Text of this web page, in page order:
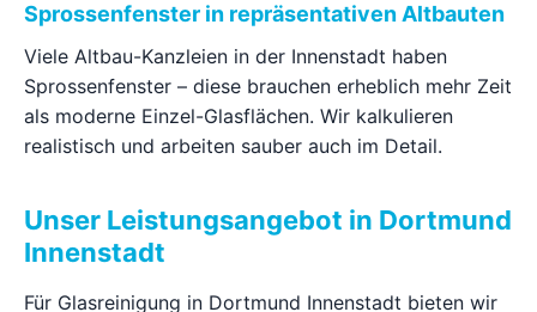
Sprossenfenster in repräsentativen Altbauten
Viele Altbau-Kanzleien in der Innenstadt haben
Sprossenfenster – diese brauchen erheblich mehr Zeit
als moderne Einzel-Glasflächen. Wir kalkulieren
realistisch und arbeiten sauber auch im Detail.
Unser Leistungsangebot in Dortmund
Innenstadt
Für Glasreinigung in Dortmund Innenstadt bieten wir